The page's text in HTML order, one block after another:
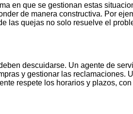
en que se gestionan estas
de manera constructiva. Por
las quejas no solo resuelve el
descuidarse. Un agente de
y gestionar las reclamaciones.
respete los horarios y plazos,